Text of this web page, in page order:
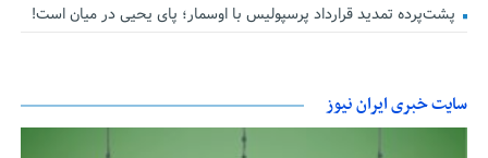
پشت‌پرده تمدید قرارداد پرسپولیس با اوسمار؛ پای یحیی در میان است!
سایت خبری ایران نیوز